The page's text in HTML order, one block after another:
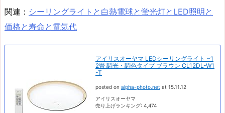
関連： シーリングライトと白熱電球と蛍光灯とLED照明と
価格と寿命と電気代
アイリスオーヤマ LEDシーリングライト ~1
2畳 調光・調色タイプ ブラウン CL12DL-W1
-T
posted on alpha-photo.net at 15.11.12
アイリスオーヤマ
売り上げランキング: 4,474